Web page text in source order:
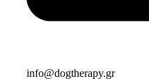
info@dogtherapy.gr